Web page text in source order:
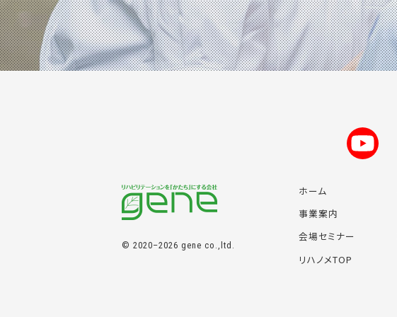
© 2020–2026 gene co.,ltd.
ホーム
事業案内
会場セミナー
リハノメTOP